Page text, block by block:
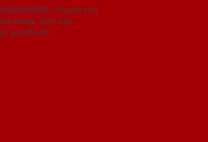
Chuyên sản
hàng. Trên hết,
giá thành.